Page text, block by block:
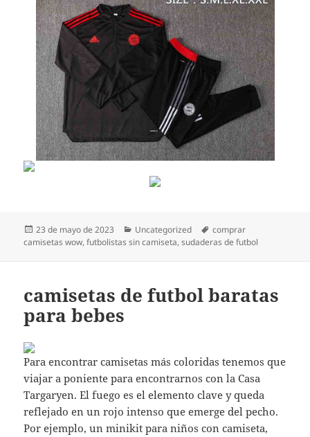
Publicado
el
23 de mayo de 2023 Categorías
Uncategorized Etiquetas
comprar
camisetas wow,futbolistas sin camiseta,sudaderas de futbol
camisetas de futbol baratas
para bebes
Para encontrar camisetas más coloridas tenemos que
viajar a poniente para encontrarnos con la Casa
Targaryen. El fuego es el elemento clave y queda
reflejado en un rojo intenso que emerge del pecho.
Por ejemplo, un minikit para niños con camiseta,